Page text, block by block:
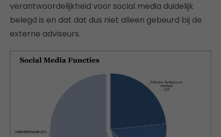
verantwoordelijkheid voor social media duidelijk
belegd is en dat dat dus niet alleen gebeurd bij de
externe adviseurs.